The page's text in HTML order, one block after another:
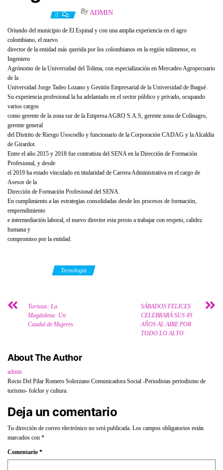
0 By ADMIN
Oriundo del municipio de El Espinal y con una amplia experiencia en el agro
colombiano, el nuevo
director de la entidad más querida por los colombianos en la región tolimense, es
Ingeniero
Agrónomo de la Universidad del Tolima, con especialización en Mercadeo Agropecuario
de la
Universidad Jorge Tadeo Lozano y Gestión Empresarial de la Universidad de Ibagué.
Su experiencia profesional la ha adelantado en el sector público y privado, ocupando
varios cargos
como gerente de la zona sur de la Empresa AGRO S.A.S, gerente zona de Colinagro,
gerente general
del Distrito de Riesgo Usocoello y funcionario de la Corporación CADAG y la Alcaldía
de Girardot.
Entre el año 2015 y 2018 fue contratista del SENA en la Dirección de Formación
Profesional, y desde
el 2019 ha estado vinculado en titularidad de Carrera Administrativa en el cargo de
Asesor de la
Dirección de Formación Profesional del SENA.
En cumplimiento a las estrategias consolidadas desde los procesos de formación,
emprendimiento
e intermediación laboral, el nuevo director esta presto a trabajar con respeto, calidez
humana y
compromiso por la entidad.
Tecnología
Turistas: La
Magdalena: Un
Caudal de Mujeres
SÁBADOS FELICES
CELEBRARÁ SUS 49
AÑOS AL AIRE POR
TODO LO ALTO
About The Author
admin
Rocio Del Pilar Romero Solorzano Comunicadora Social -Periodistas periodismo de
turismo- folclor y cultura.
Deja un comentario
Tu dirección de correo electrónico no será publicada. Los campos obligatorios están
marcados con *
Comentario *